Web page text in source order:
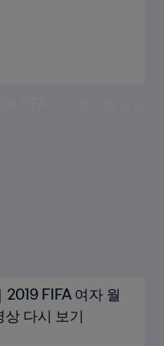
FIFA 여자 월
다시 보기